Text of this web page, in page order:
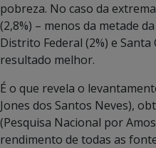
pobreza. No caso da
(2,8%) – menos da metade
Distrito Federal (2%) e
resultado melhor.
É o que revela o
Jones dos Santos Neves),
(Pesquisa Nacional por
rendimento de todas as